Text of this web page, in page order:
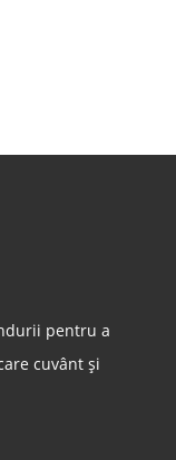
pentru a
cuvânt și